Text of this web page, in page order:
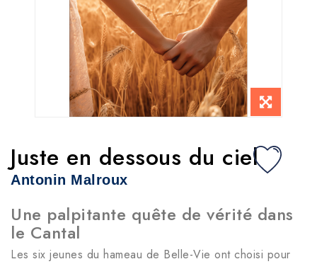
Juste en dessous du ciel
Antonin Malroux
Une palpitante quête de vérité dans
le Cantal
Les six jeunes du hameau de Belle-Vie ont choisi pour